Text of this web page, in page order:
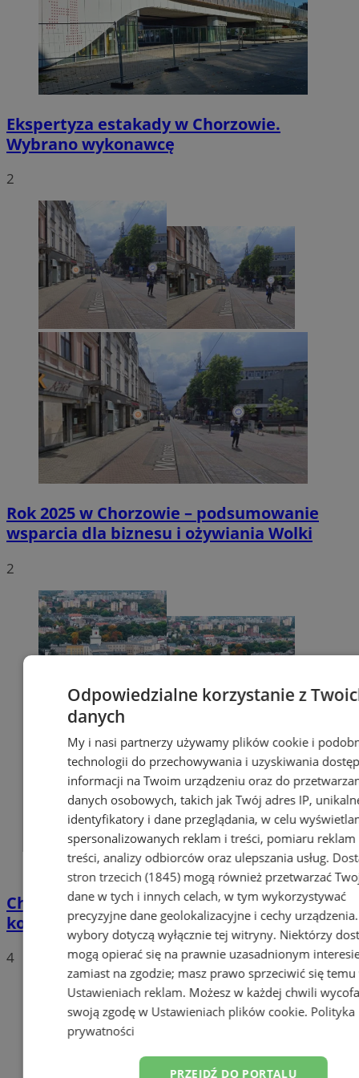
Ekspertyza estakady w Chorzowie.
Wybrano wykonawcę
2
Rok 2025 w Chorzowie – podsumowanie
wsparcia dla biznesu i ożywiania Wolki
2
Chorzów ogłosił przetarg na wykonanie
kolejnej ekspertyzy Estakady
4
Odpowiedzialne korzystanie z
danych
My i nasi partnerzy używamy plików cookie i
technologii do przechowywania i uzyskiwania
informacji na Twoim urządzeniu oraz do
danych osobowych, takich jak Twój adres IP,
identyfikatory i dane przeglądania, w celu
spersonalizowanych reklam i treści, pomiaru reklam
treści, analizy odbiorców oraz ulepszania usług.
stron trzecich (1845)mogą również przetwarzać
dane w tych i innych celach, w tym wykorzystywać
precyzyjne dane geolokalizacyjne i cechy
wybory dotyczą wyłącznie tej witryny. Niektórzy
mogą opierać się na prawnie uzasadnionym
zamiast na zgodzie; masz prawo sprzeciwić się temu
Ustawieniach reklam. Możesz w każdej chwili
swoją zgodę w Ustawieniach plików cookie. Polityka
prywatności
PRZEJDŹ DO PORTALU